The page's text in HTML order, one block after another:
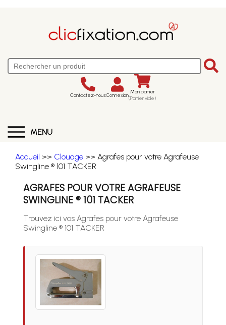
Contactez-nousConnexion Mon panier
(Panier vide)
MENU
Accueil >> Clouage >> Agrafes pour votre Agrafeuse
Swingline ® 101 TACKER
AGRAFES POUR VOTRE AGRAFEUSE
SWINGLINE ® 101 TACKER
Trouvez ici vos Agrafes pour votre Agrafeuse
Swingline ® 101 TACKER